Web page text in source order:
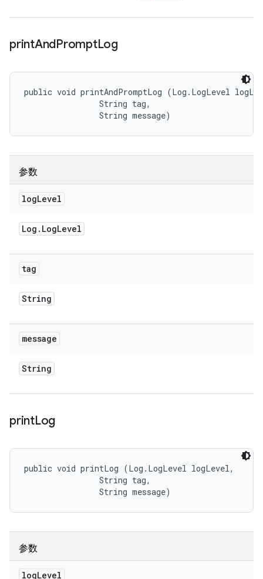
printAndPromptLog
public void printAndPromptLog (Log.LogLevel
                String tag,
                String message)
参数
logLevel
Log . LogLevel
tag
String
message
String
printLog
public void printLog (Log.LogLevel logLevel,
                String tag,
                String message)
参数
logLevel